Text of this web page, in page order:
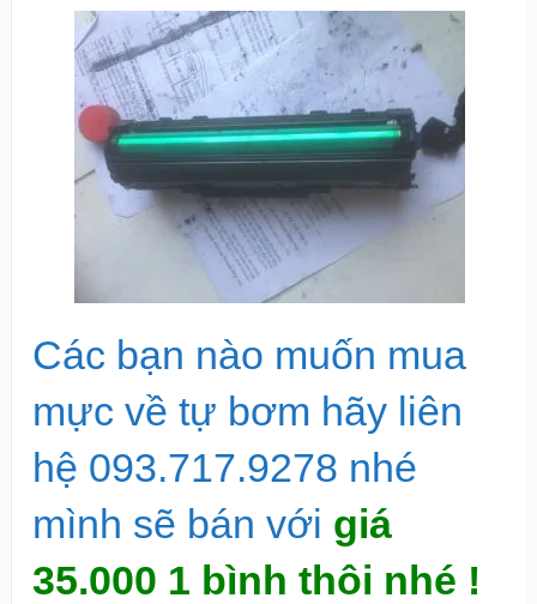
Các bạn nào muốn mua
mực về tự bơm hãy liên
hệ 093.717.9278 nhé
mình sẽ bán với giá
35.000 1 bình thôi nhé !